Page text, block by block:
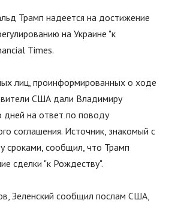
Трамп надеется на достижение
на Украине "к
Times.
лиц, проинформированных о ходе
США дали Владимиру
дней на ответ по поводу
соглашения. Источник, знакомый с
сроками, сообщил, что Трамп
сделки "к Рождеству".
Зеленский сообщил послам США,